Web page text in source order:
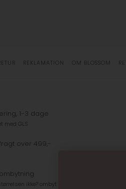
REKLAMATION OM BLOSSOM
1-3 dage
med GLS
over 499,-
ikke? ombyt gratis